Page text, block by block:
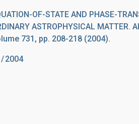
OF-STATE AND PHASE-
ASTROPHYSICAL
731, pp. 208-218 (2004).
2004